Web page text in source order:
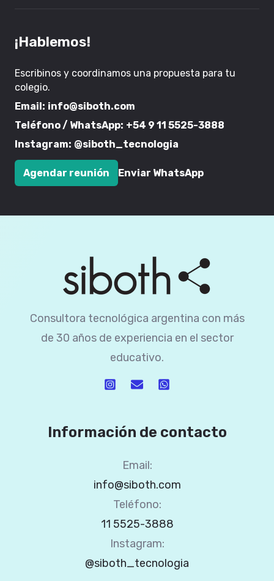
¡Hablemos!
Escribinos y coordinamos una propuesta para tu
colegio.
Email: info@siboth.com
Teléfono / WhatsApp: +54 9 11 5525-3888
Instagram: @siboth_tecnologia
Agendar reunión Enviar WhatsApp
Consultora tecnológica argentina con más
de 30 años de experiencia en el sector
educativo.
Información de contacto
Email:
info@siboth.com
Teléfono:
11 5525-3888
Instagram:
@siboth_tecnologia